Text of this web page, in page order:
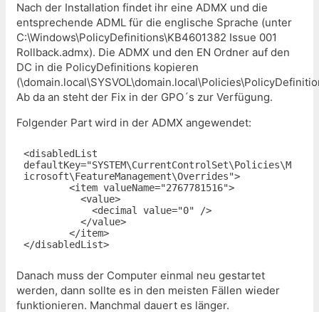
Nach der Installation findet ihr eine ADMX und die
entsprechende ADML für die englische Sprache (unter
C:\Windows\PolicyDefinitions\KB4601382 Issue 001
Rollback.admx). Die ADMX und den EN Ordner auf den
DC in die PolicyDefinitions kopieren
Ab da an steht der Fix in der GPO´s zur Verfügung.
Folgender Part wird in der ADMX angewendet:
<disabledList
defaultKey="SYSTEM\CurrentControlSet\Policies\M
icrosoft\FeatureManagement\Overrides">
</disabledList>
Danach muss der Computer einmal neu gestartet
werden, dann sollte es in den meisten Fällen wieder
funktionieren. Manchmal dauert es länger.